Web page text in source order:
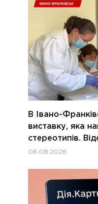
В Івано-
виставку, яка
стереотипів.
06.08.2026